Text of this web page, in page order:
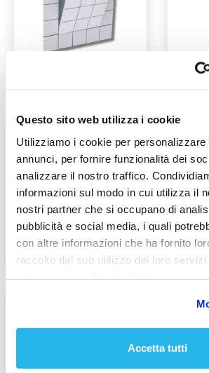
Questo sito web utilizza i cookie
Utilizziamo i cookie per personalizzare
annunci, per fornire funzionalità dei
analizzare il nostro traffico.
informazioni sul modo in cui utilizza il
nostri partner che si occupano di
pubblicità e social media, i quali
con altre informazioni che ha fornito
raccolto dal suo utilizzo dei loro
Accetta tutti
Sistema JT